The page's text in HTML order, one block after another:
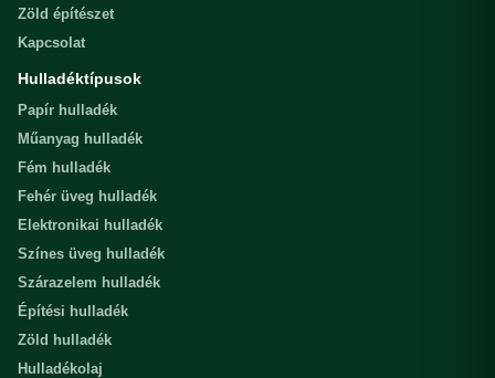
Zöld építészet
Kapcsolat
Hulladéktípusok
Papír hulladék
Műanyag hulladék
Fém hulladék
Fehér üveg hulladék
Elektronikai hulladék
Színes üveg hulladék
Szárazelem hulladék
Építési hulladék
Zöld hulladék
Hulladékolaj